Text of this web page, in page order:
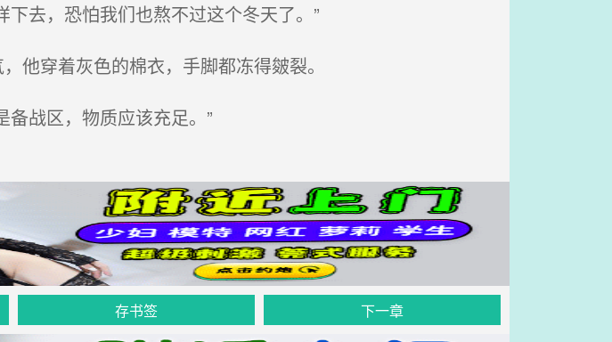
去，恐怕我们也熬不过这个冬天了。”
穿着灰色的棉衣，手脚都冻得皴裂。
战区，物质应该充足。”
存书签 下一章